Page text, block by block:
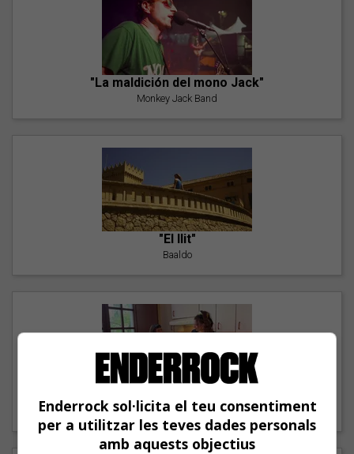
"La maldición del mono Jack"
Monkey Jack Band
"El llit"
Baaldo
Carmen y María
Enderrock sol·licita el teu consentiment
per a utilitzar les teves dades personals
amb aquests objectius